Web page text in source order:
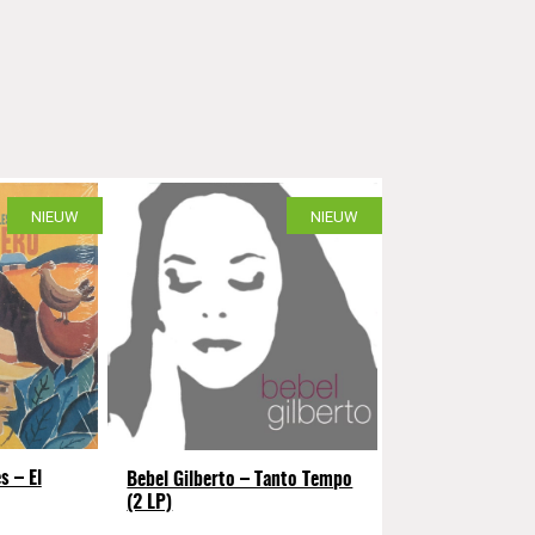
NIEUW
– El
NIEUW
Bebel Gilberto – Tanto Tempo
(2 LP)